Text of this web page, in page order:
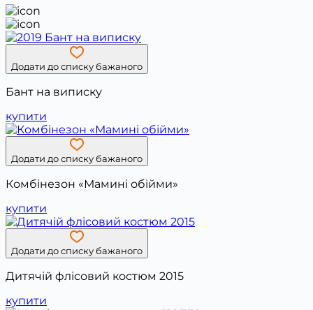
Додати до списку бажаного
Бант на виписку
купити
Додати до списку бажаного
Комбінезон «Мамині обійми»
купити
Додати до списку бажаного
Дитячій флісовий костюм 2015
купити